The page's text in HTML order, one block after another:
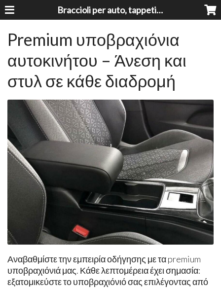
Braccioli per auto, tappeti auto, accessori auto MADE IN ITALY - Armrests, Mittelarmlehnen, Accoundoirs
Premium υποβραχιόνια
αυτοκινήτου – Άνεση και
στυλ σε κάθε διαδρομή
Αναβαθμίστε την εμπειρία οδήγησης με τα premium
υποβραχιόνιά μας. Κάθε λεπτομέρεια έχει σημασία:
εξατομικεύστε το υποβραχιόνιό σας επιλέγοντας από